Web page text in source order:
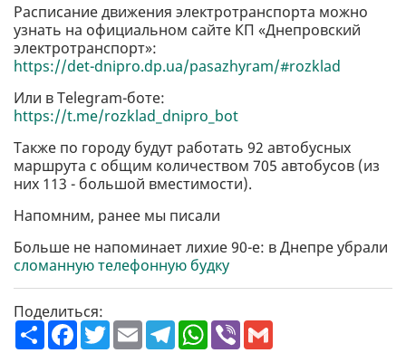
Расписание движения электротранспорта можно
узнать на официальном сайте КП «Днепровский
электротранспорт»:
https://det-dnipro.dp.ua/pasazhyram/#rozklad
Или в Telegram-боте:
https://t.me/rozklad_dnipro_bot
Также по городу будут работать 92 автобусных
маршрута с общим количеством 705 автобусов (из
них 113 - большой вместимости).
Напомним, ранее мы писали
Больше не напоминает лихие 90-е: в Днепре убрали
сломанную телефонную будку
Поделиться:
П
о
F
a
T
w
E
m
T
e
W
h
V